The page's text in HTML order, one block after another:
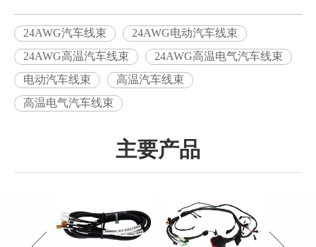
24AWG汽车线束
24AWG电动汽车线束
24AWG高温汽车线束
24AWG高温电气汽车线束
电动汽车线束
高温汽车线束
高温电气汽车线束
主要产品